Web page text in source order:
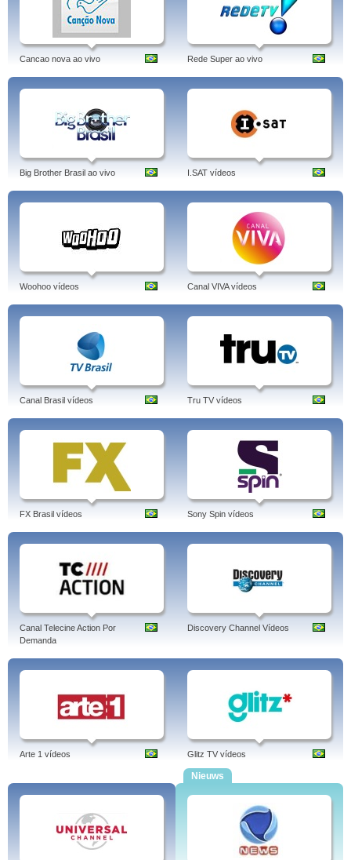
Cancao nova ao vivo Rede Super ao vivo
Big Brother Brasil ao vivo I.SAT vídeos
Woohoo vídeos Canal VIVA vídeos
Canal Brasil vídeos Tru TV vídeos
FX Brasil vídeos Sony Spin vídeos
Canal Telecine Action Por
Demanda
Discovery Channel Vídeos
Arte 1 vídeos Glitz TV vídeos
Nieuws